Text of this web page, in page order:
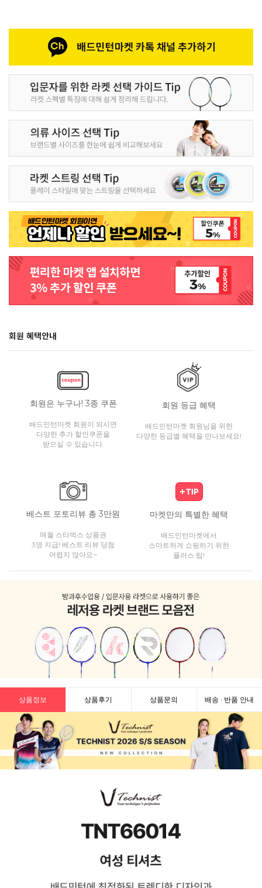
회원 혜택안내
회원은 누구나! 3종 쿠폰
배드민턴마켓 회원이 되시면
다양한 추가 할인쿠폰을
받으실 수 있습니다.
회원 등급 혜택
배드민턴마켓 회원님을 위한
다양한 등급별 혜택을 만나보세요!
베스트 포토리뷰 총 3만원
매월 스타벅스 상품권
3명 지급! 베스트 리뷰 당첨
어렵지 않아요~
마켓만의 특별한 혜택
배드민턴마켓에서
스마트하게 쇼핑하기 위한
플러스 팁!
상품정보 상품후기 상품문의 배송 · 반품 안내